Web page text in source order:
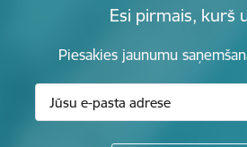
Esi pirmais, kurš
Piesakies jaunumu